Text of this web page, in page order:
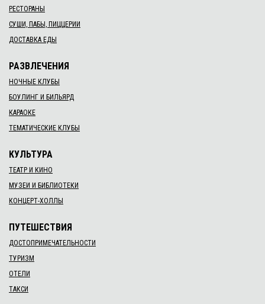
РЕСТОРАНЫ
СУШИ, ПАБЫ, ПИЦЦЕРИИ
ДОСТАВКА ЕДЫ
РАЗВЛЕЧЕНИЯ
НОЧНЫЕ КЛУБЫ
БОУЛИНГ И БИЛЬЯРД
КАРАОКЕ
ТЕМАТИЧЕСКИЕ КЛУБЫ
КУЛЬТУРА
ТЕАТР И КИНО
МУЗЕИ И БИБЛИОТЕКИ
КОНЦЕРТ-ХОЛЛЫ
ПУТЕШЕСТВИЯ
ДОСТОПРИМЕЧАТЕЛЬНОСТИ
ТУРИЗМ
ОТЕЛИ
ТАКСИ